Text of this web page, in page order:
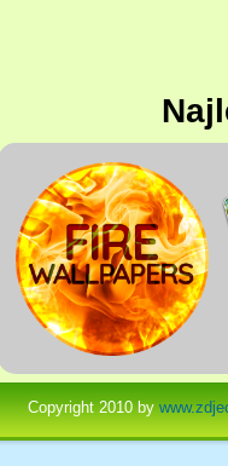
Copyright 2010 by